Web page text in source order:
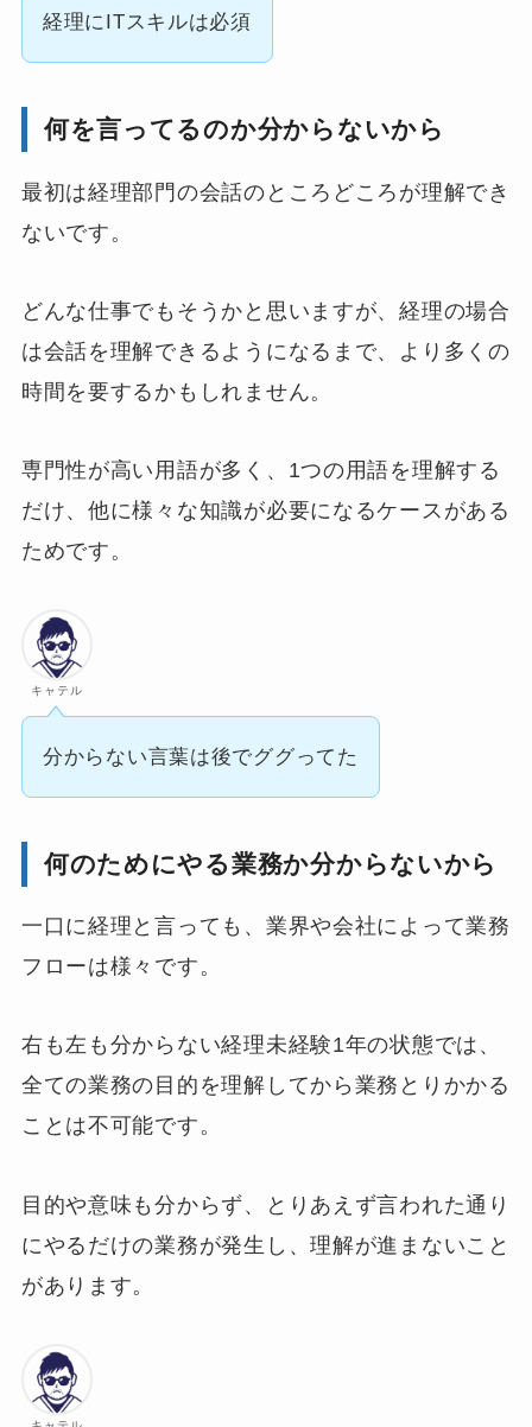
経理にITスキルは必須
何を言ってるのか分からないから
最初は経理部門の会話のところどころが理解でき
ないです。
どんな仕事でもそうかと思いますが、経理の場合
は会話を理解できるようになるまで、より多くの
時間を要するかもしれません。
専門性が高い用語が多く、1つの用語を理解する
だけ、他に様々な知識が必要になるケースがある
ためです。
キャテル
分からない言葉は後でググってた
何のためにやる業務か分からないから
一口に経理と言っても、業界や会社によって業務
フローは様々です。
右も左も分からない経理未経験1年の状態では、
全ての業務の目的を理解してから業務とりかかる
ことは不可能です。
目的や意味も分からず、とりあえず言われた通り
にやるだけの業務が発生し、理解が進まないこと
があります。